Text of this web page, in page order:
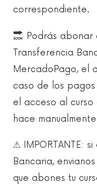
correspondiente.
Podrás abonar
Transferencia
MercadoPago, el
caso de los
el acceso al curso
hace
⚠ IMPORTANTE:
Bancaria,
que abones tu